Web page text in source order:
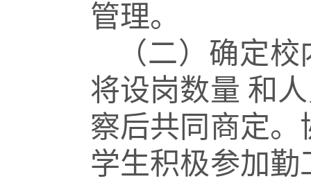
管理。
（二）确定
将设岗数量 和
察后共同商定。
学生积极参加